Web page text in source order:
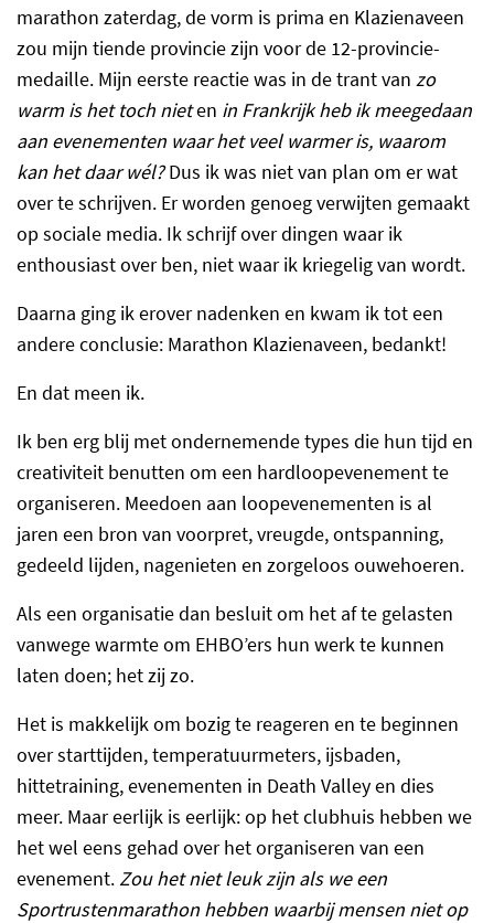
marathon zaterdag, de vorm is prima en Klazienaveen
zou mijn tiende provincie zijn voor de 12-provincie-
medaille. Mijn eerste reactie was in de trant van zo
warm is het toch nieten in Frankrijk heb ik meegedaan
aan evenementen waar het veel warmer is, waarom
kan het daar wél?Dus ik was niet van plan om er wat
over te schrijven. Er worden genoeg verwijten gemaakt
op sociale media. Ik schrijf over dingen waar ik
enthousiast over ben, niet waar ik kriegelig van wordt.
Daarna ging ik erover nadenken en kwam ik tot een
andere conclusie: Marathon Klazienaveen, bedankt!
En dat meen ik.
Ik ben erg blij met ondernemende types die hun tijd en
creativiteit benutten om een hardloopevenement te
organiseren. Meedoen aan loopevenementen is al
jaren een bron van voorpret, vreugde, ontspanning,
gedeeld lijden, nagenieten en zorgeloos ouwehoeren.
Als een organisatie dan besluit om het af te gelasten
vanwege warmte om EHBO’ers hun werk te kunnen
laten doen; het zij zo.
Het is makkelijk om bozig te reageren en te beginnen
over starttijden, temperatuurmeters, ijsbaden,
hittetraining, evenementen in Death Valley en dies
meer. Maar eerlijk is eerlijk: op het clubhuis hebben we
het wel eens gehad over het organiseren van een
evenement. Zou het niet leuk zijn als we een
Sportrustenmarathon hebben waarbij mensen niet op